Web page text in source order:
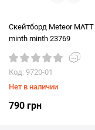
Скейтборд Meteor
minth minth 23769
Код: 9720-01
Нет в наличии
790 грн